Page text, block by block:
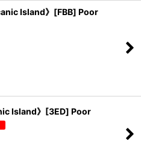
Island》[FBB] Poor
Island》[3ED] Poor